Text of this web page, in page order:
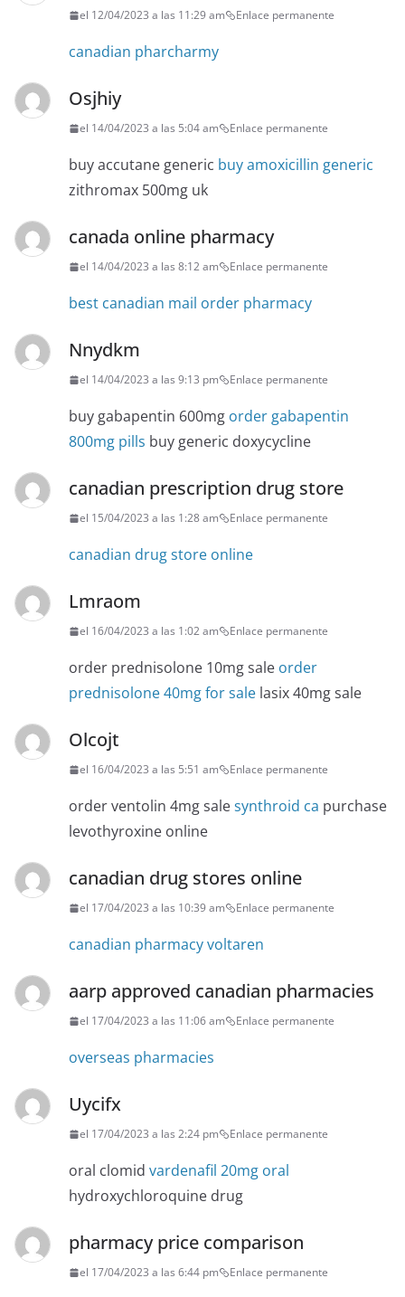
el 12/04/2023 a las 11:29 am Enlace permanente
canadian pharcharmy
Osjhiy
el 14/04/2023 a las 5:04 am Enlace permanente
buy accutane generic buy amoxicillin generic
zithromax 500mg uk
canada online pharmacy
el 14/04/2023 a las 8:12 am Enlace permanente
best canadian mail order pharmacy
Nnydkm
el 14/04/2023 a las 9:13 pm Enlace permanente
buy gabapentin 600mg order gabapentin
800mg pills buy generic doxycycline
canadian prescription drug store
el 15/04/2023 a las 1:28 am Enlace permanente
canadian drug store online
Lmraom
el 16/04/2023 a las 1:02 am Enlace permanente
order prednisolone 10mg sale order
prednisolone 40mg for sale lasix 40mg sale
Olcojt
el 16/04/2023 a las 5:51 am Enlace permanente
order ventolin 4mg salesynthroid ca purchase
levothyroxine online
canadian drug stores online
el 17/04/2023 a las 10:39 am Enlace permanente
canadian pharmacy voltaren
aarp approved canadian pharmacies
el 17/04/2023 a las 11:06 am Enlace permanente
overseas pharmacies
Uycifx
el 17/04/2023 a las 2:24 pm Enlace permanente
oral clomid vardenafil 20mg oral
hydroxychloroquine drug
pharmacy price comparison
el 17/04/2023 a las 6:44 pm Enlace permanente